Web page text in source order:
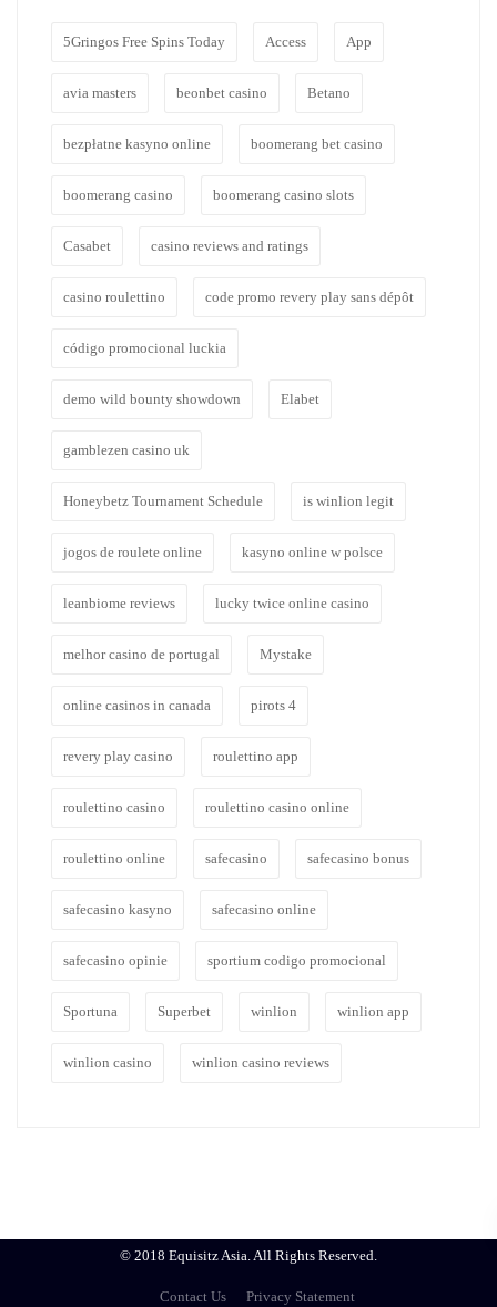
5Gringos Free Spins Today Access App
avia masters beonbet casino Betano
bezpłatne kasyno online boomerang bet casino
boomerang casino boomerang casino slots
Casabet casino reviews and ratings
casino roulettino code promo revery play sans dépôt
código promocional luckia
demo wild bounty showdown Elabet
gamblezen casino uk
Honeybetz Tournament Schedule is winlion legit
jogos de roulete online kasyno online w polsce
leanbiome reviews lucky twice online casino
melhor casino de portugal Mystake
online casinos in canada pirots 4
revery play casino roulettino app
roulettino casino roulettino casino online
roulettino online safecasino safecasino bonus
safecasino kasyno safecasino online
safecasino opinie sportium codigo promocional
Sportuna Superbet winlion winlion app
winlion casino winlion casino reviews
© 2018 Equisitz Asia. All Rights Reserved.
Contact Us Privacy Statement